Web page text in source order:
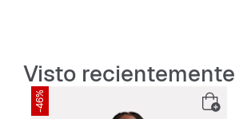
Visto recientemente
-46%